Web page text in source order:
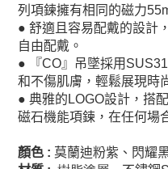
列項鍊擁有相同的磁力
● 舒適且容易配戴的設計
自由配戴。
●
『CO』吊墜採用
和不傷肌膚，輕鬆展現時
● 典雅的 LOGO設計，搭
磁石機能項鍊，在任何場
顏色 : 莫蘭迪粉紫 、閃耀